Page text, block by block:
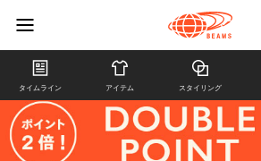
タイムライン アイテム スタイリング